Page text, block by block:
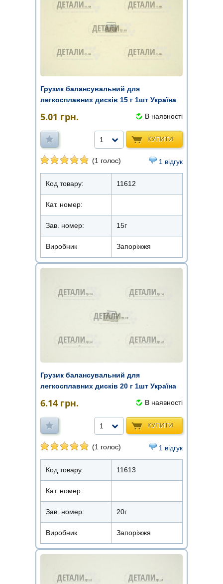
Грузик балансувальний для
легкосплавних дисків 15 г 1шт Україна
5.01 грн. В наявності
КУПИТИ
1
(1 голос) 1 відгук
Код товару: 11612
Кат. номер:
Зав. номер: 15г
Виробник Запоріжжя
Грузик балансувальний для
легкосплавних дисків 20 г 1шт Україна
6.14 грн. В наявності
КУПИТИ
1
(1 голос) 1 відгук
Код товару: 11613
Кат. номер:
Зав. номер: 20г
Виробник Запоріжжя